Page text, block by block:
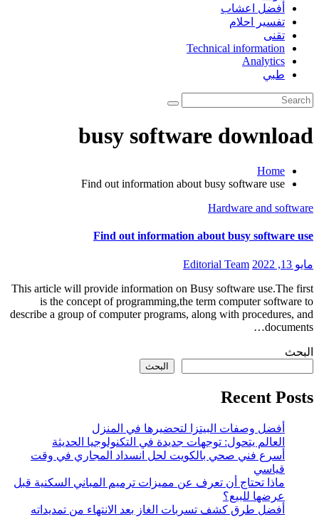
أفضل اعشاب
تفسير احلام
تقنى
Technical information
Analytics
طبي
busy software download
Home
Find out information about busy software use
Hardware and software
Find out information about busy software use
مايو 13, 2022
Editorial Team
This article will provide information on Busy software use.The first
is the concept of programming,the term computer software to
describe a group of computer programs, along with procedures, and
documents…
البحث
البحث
Recent Posts
أفضل وصفات البيتزا لتحضيرها في المنزل
العالم يتحول: توجهات جديدة في التكنولوجيا الحديثة
أسرع فني صحي بالكويت لحل انسداد المجاري في وقت
قياسي
ماذا تحتاج أن تعرف عن مميزات ترميم المباني السكنية قبل
عرضها للبيع؟
أفضل طرق كشف تسربات الغاز بعد الانتهاء من تمديداته